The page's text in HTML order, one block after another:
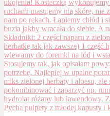
Pycha pulpety z młodej kapusty i